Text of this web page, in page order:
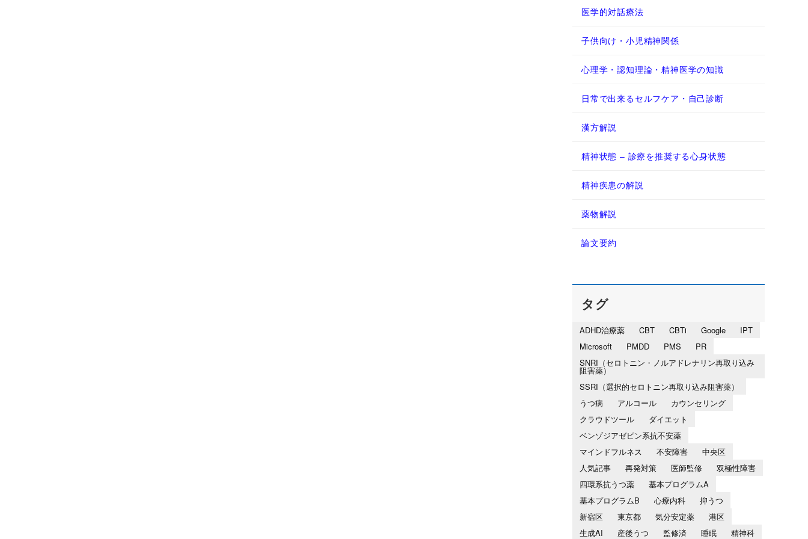
医学的対話療法
子供向け・小児精神関係
心理学・認知理論・精神医学の知識
日常で出来るセルフケア・自己診断
漢方解説
精神状態 – 診療を推奨する心身状態
精神疾患の解説
薬物解説
論文要約
タグ
ADHD治療薬 CBT CBTi Google
IPT
Microsoft
PMDD PMS
PR
SNRI（セロトニン・ノルアドレナリン再取り込み
阻害薬）
SSRI（選択的セロトニン再取り込み阻害薬）
うつ病
アルコール
カウンセリング
クラウドツール
ダイエット
ベンゾジアゼピン系抗不安薬
マインドフルネス
不安障害
中央区
人気記事
再発対策 医師監修
双極性障害
四環系抗うつ薬
基本プログラムA
基本プログラムB
心療内科
抑うつ
新宿区
東京都 気分安定薬
港区
生成AI
産後うつ 監修済 睡眠 精神科